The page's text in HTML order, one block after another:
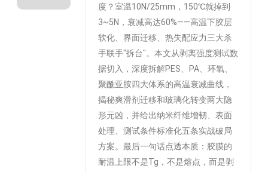
度？室温10N/25mm，150℃就掉到
3~5N，衰减高达60%——高温下胶层
软化、界面迁移、热失配应力三大杀
手联手"拆台"。本文从剥离强度测试数
据切入，深度拆解PES、PA、环氧、
聚酰亚胺四大体系的高温衰减曲线，
揭秘爽滑剂迁移和玻璃化转变两大隐
形元凶，并给出纳米纤维增韧、表面
处理、测试条件标准化五条实战破局
方案。最后一句话点透本质：胶膜的
耐温上限不是Tg，不是熔点，而是剥